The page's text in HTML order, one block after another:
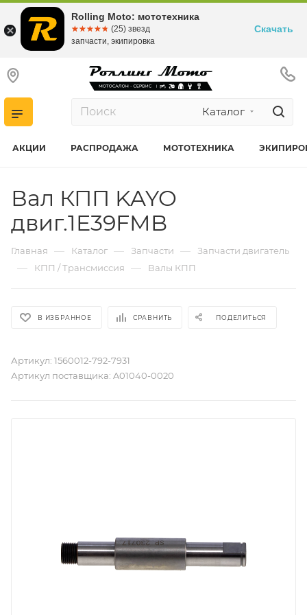
Каталог
АКЦИИ РАСПРОДАЖА МОТОТЕХНИКА
Вал КПП KAYO
двиг.1E39FMB
Главная — Каталог — Запчасти — Запчасти двигатель
— КПП / Трансмиссия — Валы КПП
В ИЗБРАННОЕ СРАВНИТЬ ПОДЕЛИТЬСЯ
Артикул: 1560012-792-7931
Артикул поставщика: A01040-0020
Rolling Moto: мототехника
☆☆☆☆☆
★★★★★ (25) звезд
запчасти, экипировка
Скачать